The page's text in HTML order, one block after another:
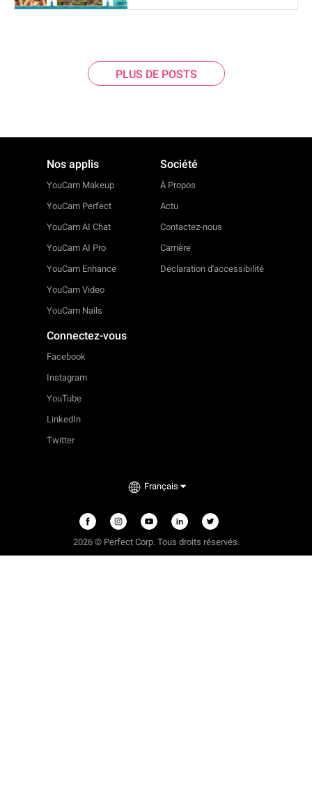
PLUS DE POSTS
Nos applis
YouCam Makeup
YouCam Perfect
YouCam AI Chat
YouCam AI Pro
YouCam Enhance
YouCam Video
YouCam Nails
Société
À Propos
Actu
Contactez-nous
Carrière
Déclaration d'accessibilité
Connectez-vous
Facebook
Instagram
YouTube
LinkedIn
Twitter
Français
2026 © Perfect Corp. Tous droits réservés.